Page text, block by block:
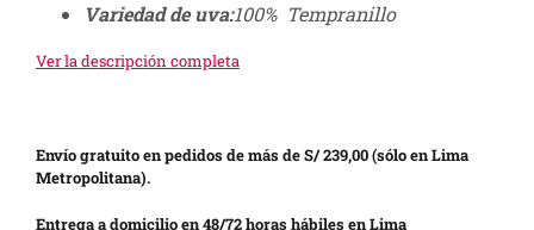
Variedad de uva:100% Tempranillo
Ver la descripción completa
Envío gratuito en pedidos de más de S/ 239,00 (sólo en Lima
Metropolitana).
Entrega a domicilio en 48/72 horas hábiles en Lima